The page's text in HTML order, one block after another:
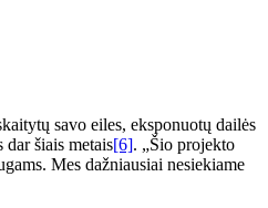
savo eiles, eksponuotų dailės
šiais metais[6]. „Šio projekto
Mes dažniausiai nesiekiame